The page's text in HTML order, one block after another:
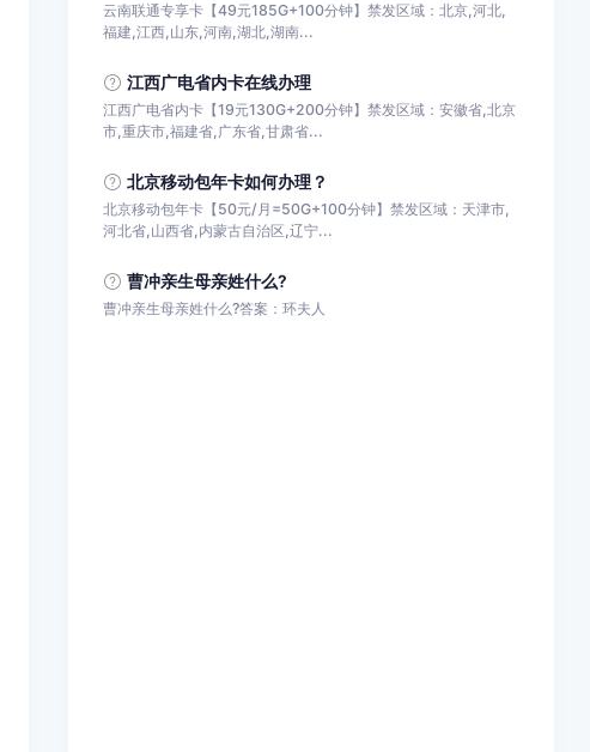
云南联通专享卡【49元185G+100分钟】禁发区域：北京,河北,
福建,江西,山东,河南,湖北,湖南...
江西广电省内卡在线办理
江西广电省内卡【19元130G+200分钟】禁发区域：安徽省,北京
市,重庆市,福建省,广东省,甘肃省...
北京移动包年卡如何办理？
北京移动包年卡【50元/月=50G+100分钟】禁发区域：天津市,
河北省,山西省,内蒙古自治区,辽宁...
曹冲亲生母亲姓什么?
曹冲亲生母亲姓什么?答案：环夫人